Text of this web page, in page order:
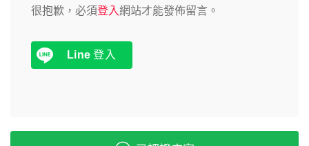
很抱歉，必須登入網站才能發佈留言。
Line 登入